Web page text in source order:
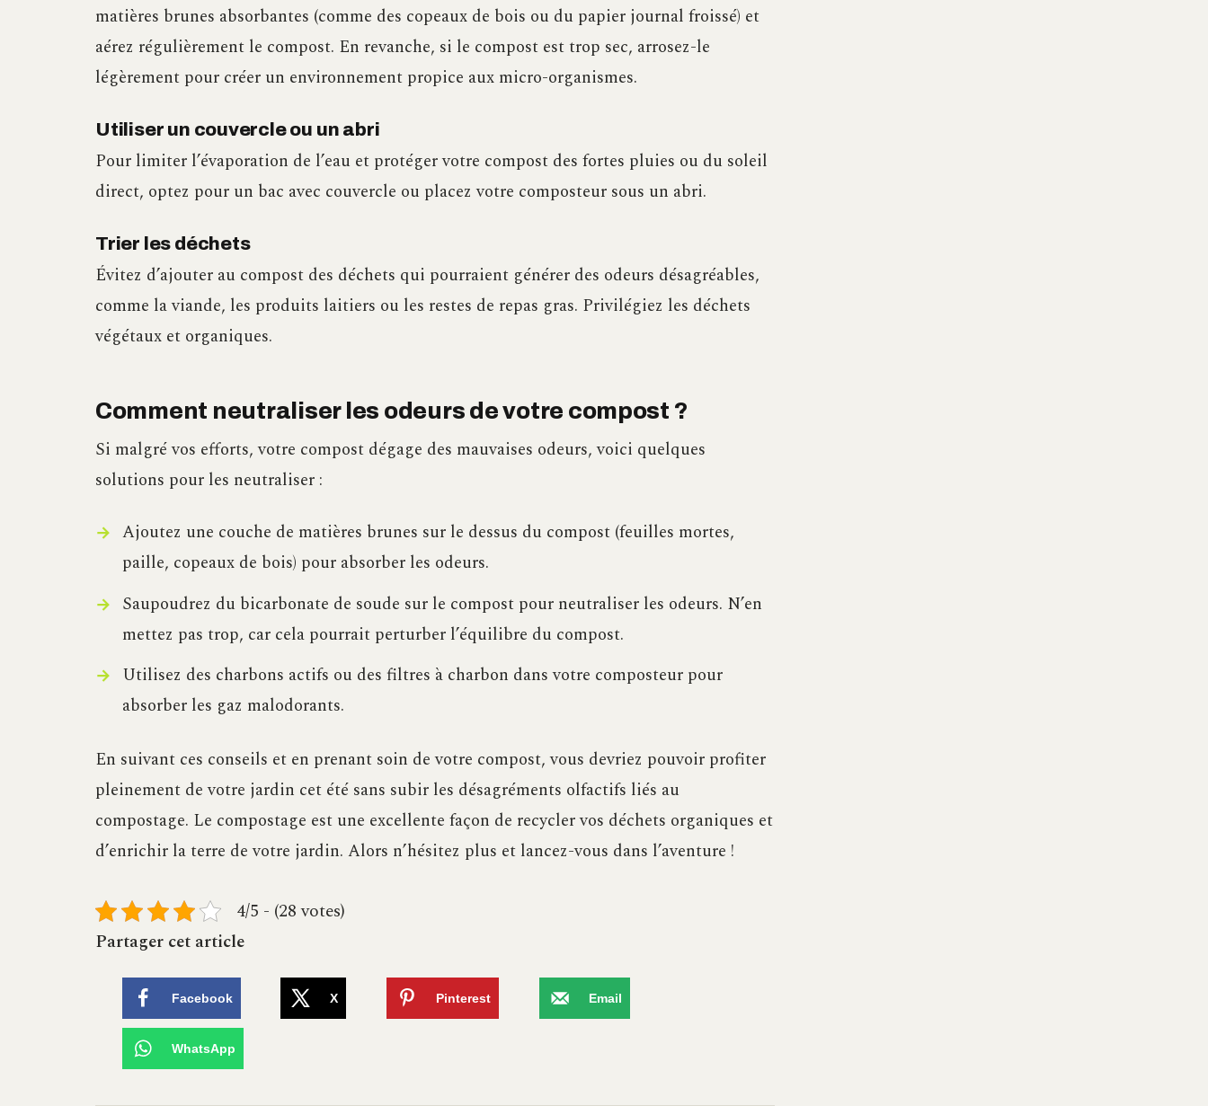
matières brunes absorbantes (comme des copeaux de bois ou du papier journal froissé) et
aérez régulièrement le compost. En revanche, si le compost est trop sec, arrosez-le
légèrement pour créer un environnement propice aux micro-organismes.
Utiliser un couvercle ou un abri
Pour limiter l’évaporation de l’eau et protéger votre compost des fortes pluies ou du soleil
direct, optez pour un bac avec couvercle ou placez votre composteur sous un abri.
Trier les déchets
Évitez d’ajouter au compost des déchets qui pourraient générer des odeurs désagréables,
comme la viande, les produits laitiers ou les restes de repas gras. Privilégiez les déchets
végétaux et organiques.
Comment neutraliser les odeurs de votre compost ?
Si malgré vos efforts, votre compost dégage des mauvaises odeurs, voici quelques
solutions pour les neutraliser :
Ajoutez une couche de matières brunes sur le dessus du compost (feuilles mortes,
paille, copeaux de bois) pour absorber les odeurs.
Saupoudrez du bicarbonate de soude sur le compost pour neutraliser les odeurs. N’en
mettez pas trop, car cela pourrait perturber l’équilibre du compost.
Utilisez des charbons actifs ou des filtres à charbon dans votre composteur pour
absorber les gaz malodorants.
En suivant ces conseils et en prenant soin de votre compost, vous devriez pouvoir profiter
pleinement de votre jardin cet été sans subir les désagréments olfactifs liés au
compostage. Le compostage est une excellente façon de recycler vos déchets organiques et
d’enrichir la terre de votre jardin. Alors n’hésitez plus et lancez-vous dans l’aventure !
4/5 - (28 votes)
Partager cet article
Facebook X Pinterest Email
WhatsApp